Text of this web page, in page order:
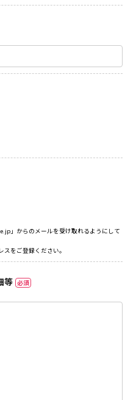
」からのメールを受け取れるようにして
をご登録ください。
等 必須